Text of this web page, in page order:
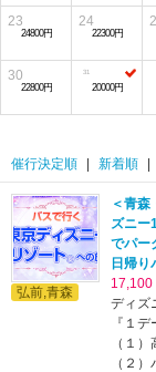
23
24800円
24
22300円
30
22800円 20000円
催行決定順
新着順
弘前,青森
＜青
ズニー
でパー
日帰り
17,100
ディズ
『１
（１
（２